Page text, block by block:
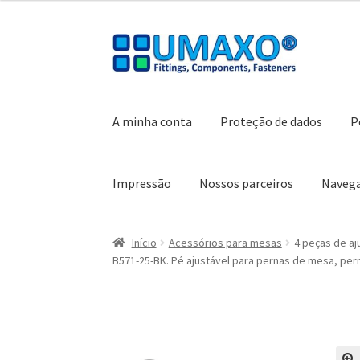
Ir
para
Saltar
para
A minha conta
Proteção de dados
Impressão Nossos parceiros
Início A minha conta Caixa registadora
Início Acessórios para mesas
4 peças de
B571-25-BK. Pé ajustável para pernas de mesa,